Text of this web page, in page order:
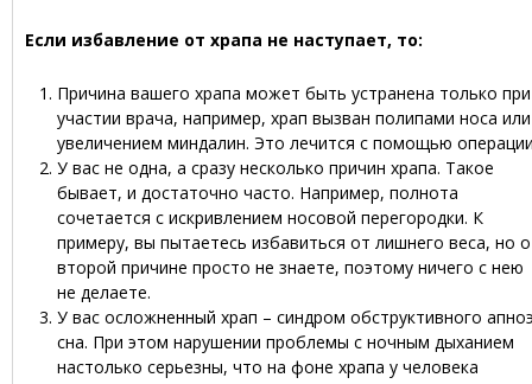
Если избавление от храпа не наступает, то:
Причина вашего храпа может быть устранена только при
участии врача, например, храп вызван полипами носа или
увеличением миндалин. Это лечится с помощью
У вас не одна, а сразу несколько причин храпа. Такое
бывает, и достаточно часто. Например, полнота
сочетается с искривлением носовой перегородки. К
примеру, вы пытаетесь избавиться от лишнего веса, но о
второй причине просто не знаете, поэтому ничего с нею
не делаете.
У вас осложненный храп – синдром обструктивного
сна. При этом нарушении проблемы с ночным дыханием
настолько серьезны, что на фоне храпа у человека